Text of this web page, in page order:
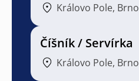
Královo Pole, Brno
Číšník / Servírka
Královo Pole, Brno